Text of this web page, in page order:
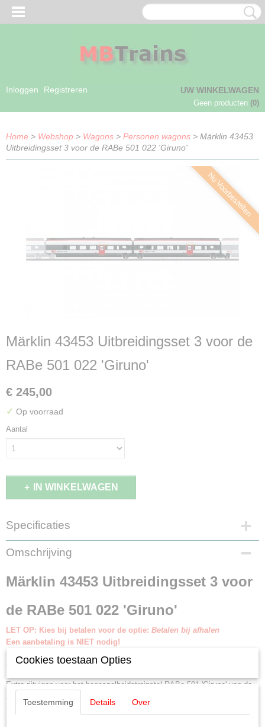
Inloggen Registreren UW WINKELWAGEN
Geen producten (0)
Home > Webshop > Wagons > Personen wagons > Märklin 43453
Uitbreidingsset 3 voor de RABe 501 022 'Giruno'
Nu Voorbestellen
Märklin 43453 Uitbreidingsset 3 voor de
RABe 501 022 'Giruno'
€ 245,00
✓ Op voorraad
Aantal
IN WINKELWAGEN
Specificaties
EAN code
4001883434537
43453
H0 (1:87)
Aansturing
Digitaal
Nieuw
Omschrijving
Märklin 43453 Uitbreidingsset 3 voor
de RABe 501 022 'Giruno'
LET OP: Kies bij betalen voor de optie: Betalen bij afhalen
Een aanbetaling is NIET nodig!
Betalen en afhalen of opsturen geschied binnen 30 dagen na
uitlevering door Märklin.
Extra rijtuigen voor het hogesnelheidstreinstel RABe 501 'Giruno' van de
Zwitserse Staatsspoorwegen (SBB). Set bestaat uit: een tussenrijtuig J
(A4), 1e klas, en een tussenrijtuig K (A3), 1e klas. Uitbreiding voor de EC
Cookies toestaan Opties
Toestemming Details Over